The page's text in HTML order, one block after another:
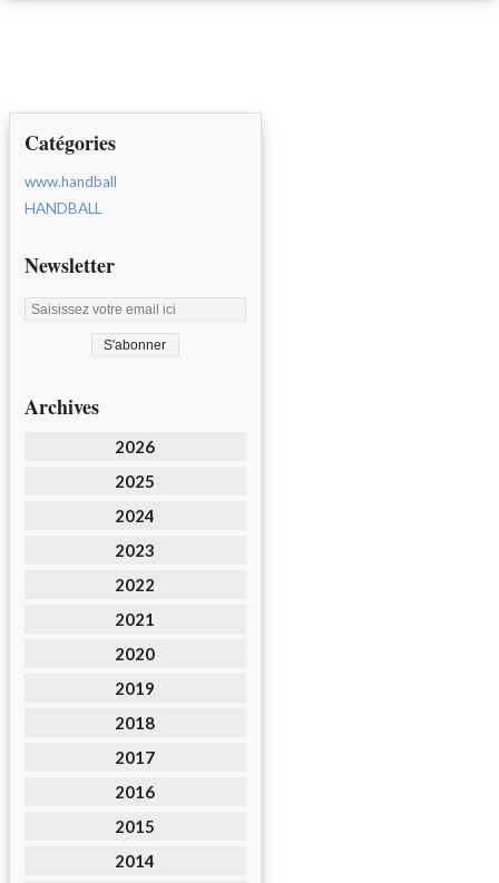
Catégories
www.handball
HANDBALL
Newsletter
Archives
2026
2025
2024
2023
2022
2021
2020
2019
2018
2017
2016
2015
2014